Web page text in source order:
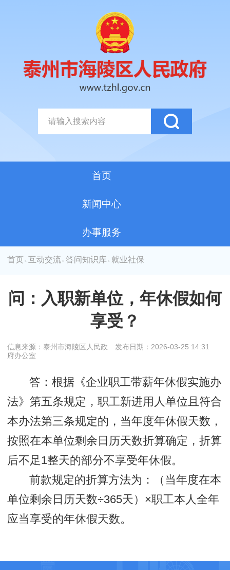
首页
新闻中心
办事服务
首页 > 互动交流 > 答问知识库 >就业社保
问：入职新单位，年休假如何
享受？
信息来源：泰州市海陵区人民政
府办公室
发布日期：2026-03-25 14:31
答：根据《企业职工带薪年休假实施办
法》第五条规定，职工新进用人单位且符合
本办法第三条规定的，当年度年休假天数，
按照在本单位剩余日历天数折算确定，折算
后不足1整天的部分不享受年休假。
前款规定的折算方法为：（当年度在本
单位剩余日历天数÷365天）×职工本人全年
应当享受的年休假天数。